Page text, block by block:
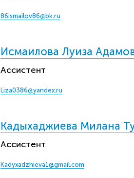
86ismailov86@bk.ru
Исмаилова Луиза
Ассистент
Liza0386@yandex.ru
Кадыхаджиева Милана
Ассистент
Kadyxadzhieva1@gmail.com